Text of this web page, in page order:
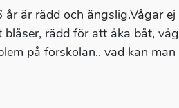
är rädd och ängslig.Vågar
blåser, rädd för att åka båt,
på förskolan.. vad kan